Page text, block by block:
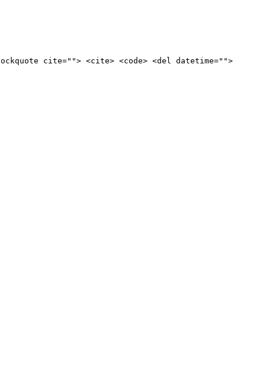
cite=""> <cite> <code> <del datetime="">